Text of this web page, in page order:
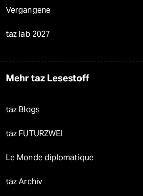
Vergangene
taz lab 2027
Mehr taz Lesestoff
taz Blogs
taz FUTURZWEI
Le Monde diplomatique
taz Archiv